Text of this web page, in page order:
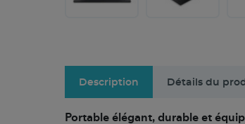
Description Détails du
Portable élégant, durable et